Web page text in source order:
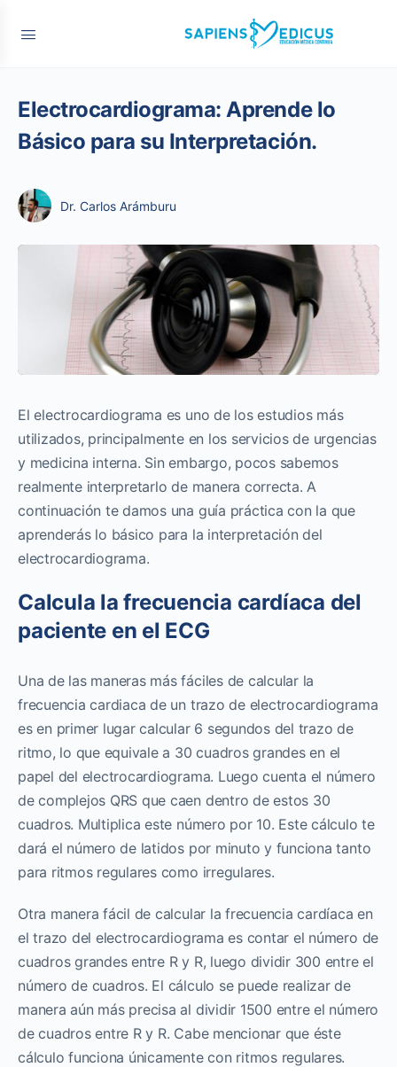
Electrocardiograma: Aprende lo
Básico para su Interpretación.
Dr. Carlos Arámburu
El electrocardiograma es uno de los estudios más
utilizados, principalmente en los servicios de urgencias
y medicina interna. Sin embargo, pocos sabemos
realmente interpretarlo de manera correcta. A
continuación te damos una guía práctica con la que
aprenderás lo básico para la interpretación del
electrocardiograma.
Calcula la frecuencia cardíaca del
paciente en el ECG
Una de las maneras más fáciles de calcular la
frecuencia cardiaca de un trazo de electrocardiograma
es en primer lugar calcular 6 segundos del trazo de
ritmo, lo que equivale a 30 cuadros grandes en el
papel del electrocardiograma. Luego cuenta el número
de complejos QRS que caen dentro de estos 30
cuadros. Multiplica este número por 10. Este cálculo te
dará el número de latidos por minuto y funciona tanto
para ritmos regulares como irregulares.
Otra manera fácil de calcular la frecuencia cardíaca en
el trazo del electrocardiograma es contar el número de
cuadros grandes entre R y R, luego dividir 300 entre el
número de cuadros. El cálculo se puede realizar de
manera aún más precisa al dividir 1500 entre el número
de cuadros entre R y R. Cabe mencionar que éste
cálculo funciona únicamente con ritmos regulares.